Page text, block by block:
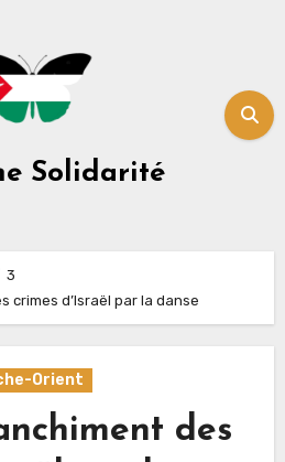
Solidarité
3
crimes d’Israël par la danse
Orient
des